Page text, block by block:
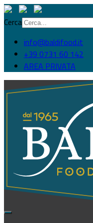
Cerca
info@baldifood.it
+39 0731 60 142
AREA PRIVATA